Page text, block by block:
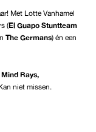
Met Lotte Vanhamel
(El Guapo Stuntteam
The Germans) én een
Mind Rays,
niet missen.